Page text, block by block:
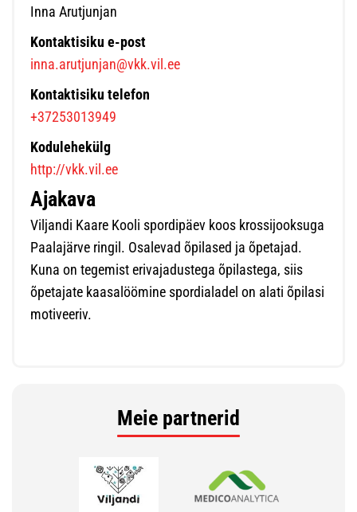
Inna Arutjunjan
Kontaktisiku e-post
inna.arutjunjan@vkk.vil.ee
Kontaktisiku telefon
+37253013949
Kodulehekülg
http://vkk.vil.ee
Ajakava
Viljandi Kaare Kooli spordipäev koos krossijooksuga
Paalajärve ringil. Osalevad õpilased ja õpetajad.
Kuna on tegemist erivajadustega õpilastega, siis
õpetajate kaasalöömine spordialadel on alati õpilasi
motiveeriv.
Meie partnerid